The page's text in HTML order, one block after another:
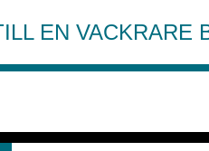
EN VACKRARE